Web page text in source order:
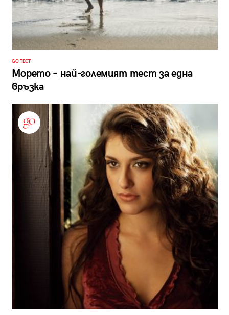
GO ТЕСТ
Морето – най-големият тест за една
връзка